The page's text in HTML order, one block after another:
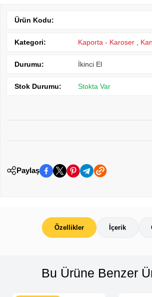
Ürün Kodu:
Kategori: Kaporta - Karoser
Durumu: İkinci El
Stok Durumu: Stokta Var
Paylaş
Özellikler İçerik
Bu Ürüne Benzer